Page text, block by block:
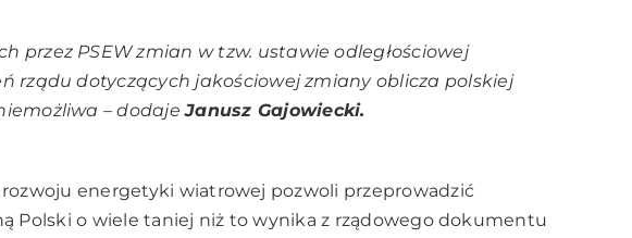
przez PSEW zmian w tzw. ustawie odległościowej
rządu dotyczących jakościowej zmiany oblicza polskiej
– dodajeJanusz Gajowiecki.
energetyki wiatrowej pozwoli przeprowadzić
Polski o wiele taniej niż to wynika z rządowego dokumentu